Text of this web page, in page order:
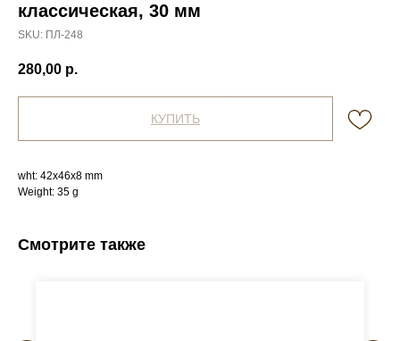
классическая, 30 мм
SKU: ПЛ-248
280,00 р.
КУПИТЬ
wht: 42x46x8 mm
Weight: 35 g
Смотрите также